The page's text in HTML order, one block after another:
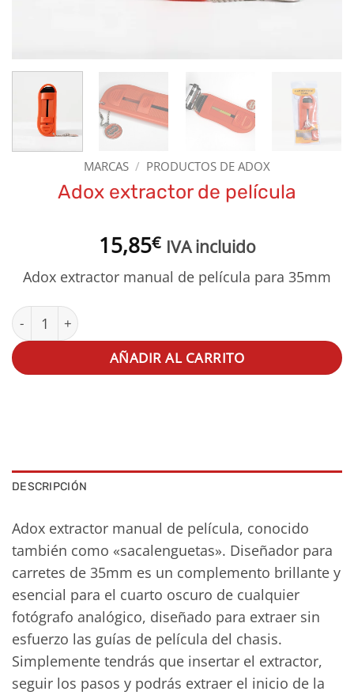
MARCAS / PRODUCTOS DE ADOX
Adox extractor de película
15,85€ IVA incluido
Adox extractor manual de película para 35mm
Adox extractor de película cantidad
AÑADIR AL CARRITO
DESCRIPCIÓN
Adox extractor manual de película, conocido
también como «sacalenguetas». Diseñador para
carretes de 35mm es un complemento brillante y
esencial para el cuarto oscuro de cualquier
fotógrafo analógico, diseñado para extraer sin
esfuerzo las guías de película del chasis.
Simplemente tendrás que insertar el extractor,
seguir los pasos y podrás extraer el inicio de la